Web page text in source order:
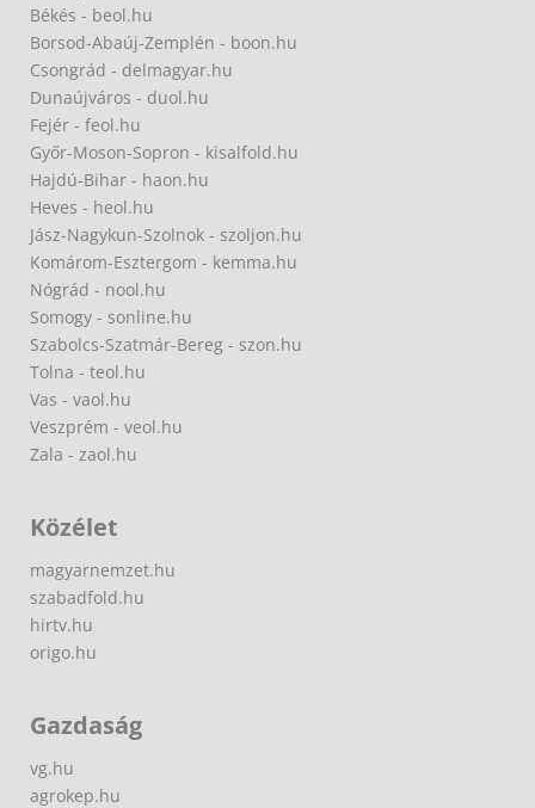
Békés - beol.hu
Borsod-Abaúj-Zemplén - boon.hu
Csongrád - delmagyar.hu
Dunaújváros - duol.hu
Fejér - feol.hu
Győr-Moson-Sopron - kisalfold.hu
Hajdú-Bihar - haon.hu
Heves - heol.hu
Jász-Nagykun-Szolnok - szoljon.hu
Komárom-Esztergom - kemma.hu
Nógrád - nool.hu
Somogy - sonline.hu
Szabolcs-Szatmár-Bereg - szon.hu
Tolna - teol.hu
Vas - vaol.hu
Veszprém - veol.hu
Zala - zaol.hu
Közélet
magyarnemzet.hu
szabadfold.hu
hirtv.hu
origo.hu
Gazdaság
vg.hu
agrokep.hu